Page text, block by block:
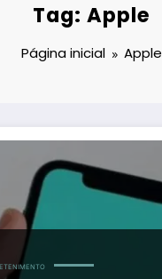
Tag: Apple
Página inicial Apple